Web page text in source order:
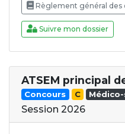
Règlement général des
Suivre mon dossier
ATSEM principal
Concours C
Session 2026